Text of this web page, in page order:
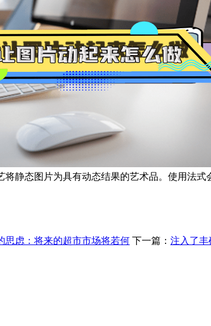
将静态图片为具有动态结果的艺术品。使用法
思虑：将来的超市市场将若何 下一篇： 注入了